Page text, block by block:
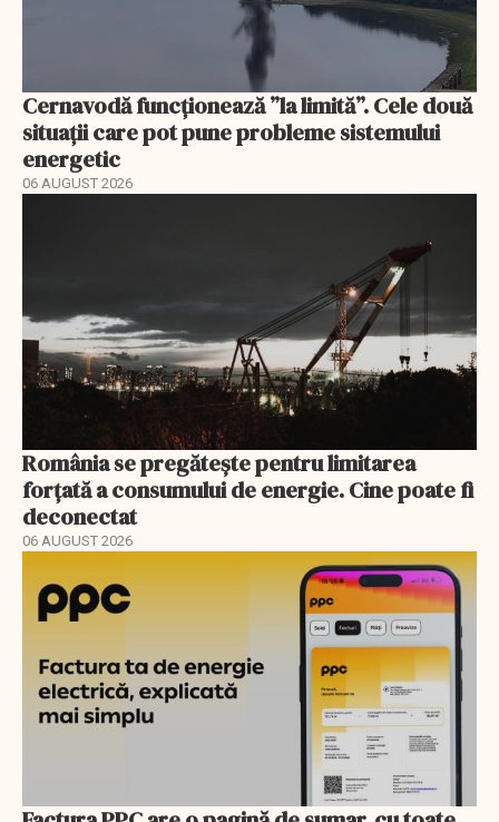
Cernavodă funcționează ”la limită”. Cele două
situații care pot pune probleme sistemului
energetic
06 AUGUST 2026
România se pregătește pentru limitarea
forțată a consumului de energie. Cine poate fi
deconectat
06 AUGUST 2026